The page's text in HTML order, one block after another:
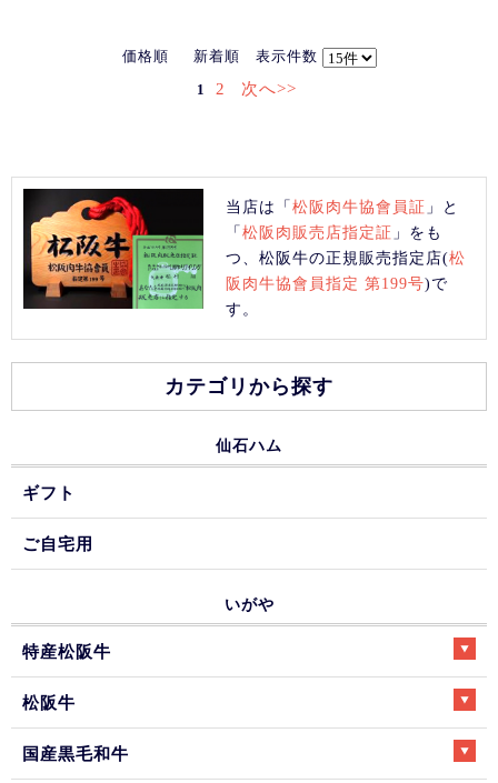
価格順 新着順 表示件数
1 2 次へ>>
当店は「松阪肉牛協會員証 」と
「松阪肉販売店指定証 」をも
つ、松阪牛の正規販売指定店(松
阪肉牛協會員指定 第199号)で
す。
カテゴリから探す
仙石ハム
ギフト
ご自宅用
いがや
特産松阪牛
松阪牛
国産黒毛和牛